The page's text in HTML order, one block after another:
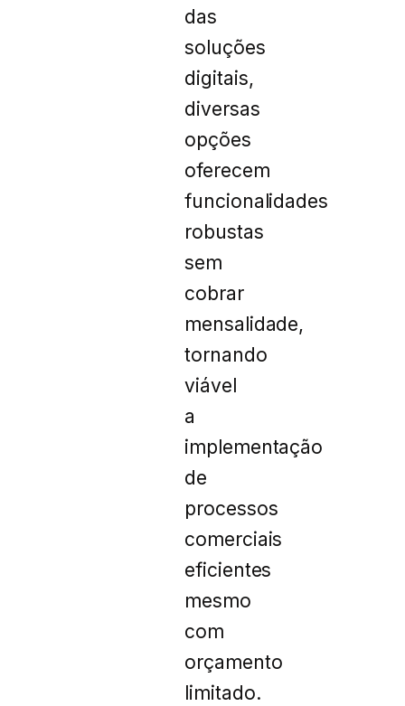
das
soluções
digitais,
diversas
opções
oferecem
funcionalidades
robustas
sem
cobrar
mensalidade,
tornando
viável
a
implementação
de
processos
comerciais
eficientes
mesmo
com
orçamento
limitado.